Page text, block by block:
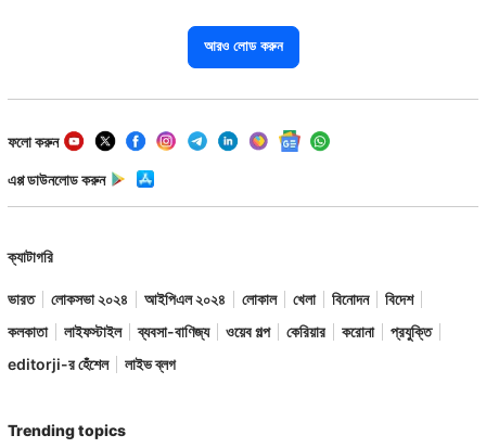
আরও লোড করুন
ফলো করুন
এপ্প ডাউনলোড করুন
ক্যাটাগরি
ভারত লোকসভা ২০২৪ আইপিএল ২০২৪ লোকাল খেলা বিনোদন
বিদেশ
কলকাতা
লাইফস্টাইল ব্যবসা-বাণিজ্য ওয়েব গল্প কেরিয়ার করোনা
প্রযুক্তি
editorji-র হেঁশেল
লাইভ ব্লগ
Trending topics